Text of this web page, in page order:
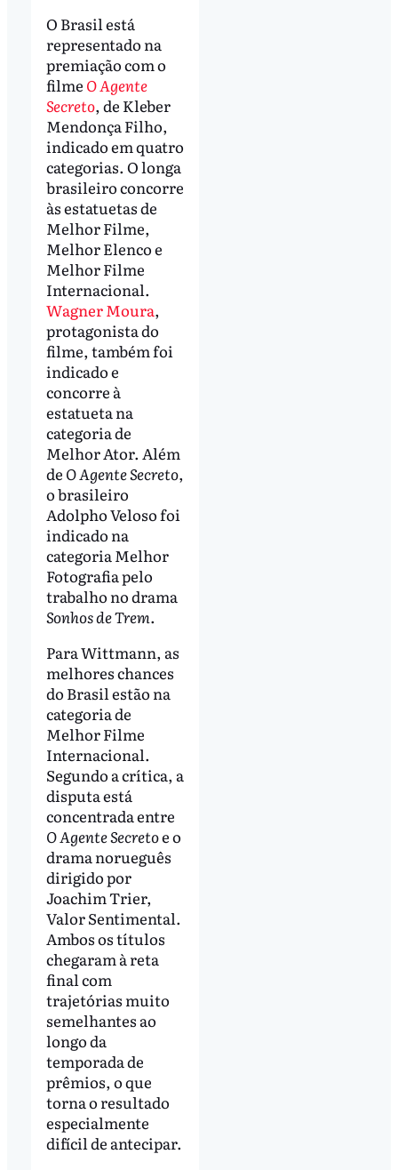
O Brasil está
representado na
premiação com o
filme O Agente
Secreto, de Kleber
Mendonça Filho,
indicado em quatro
categorias. O longa
brasileiro concorre
às estatuetas de
Melhor Filme,
Melhor Elenco e
Melhor Filme
Internacional.
Wagner Moura,
protagonista do
filme, também foi
indicado e
concorre à
estatueta na
categoria de
Melhor Ator. Além
de O Agente Secreto,
o brasileiro
Adolpho Veloso foi
indicado na
categoria Melhor
Fotografia pelo
trabalho no drama
Sonhos de Trem.
Para Wittmann, as
melhores chances
do Brasil estão na
categoria de
Melhor Filme
Internacional.
Segundo a crítica, a
disputa está
concentrada entre
O Agente Secretoe o
drama norueguês
dirigido por
Joachim Trier,
Valor Sentimental.
Ambos os títulos
chegaram à reta
final com
trajetórias muito
semelhantes ao
longo da
temporada de
prêmios, o que
torna o resultado
especialmente
difícil de antecipar.